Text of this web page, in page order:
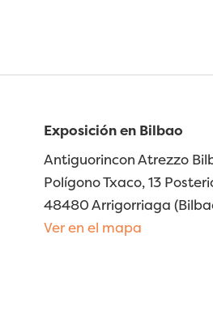
Exposición en Bilbao
Antiguorincon Atrezzo
Polígono Txaco, 13
48480 Arrigorriaga
Ver en el mapa